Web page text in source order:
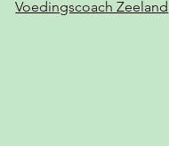
Voedingscoach Zeeland